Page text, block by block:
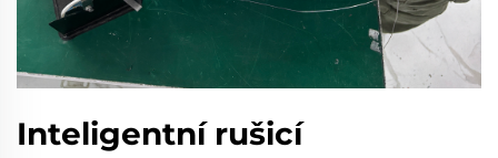
Inteligentní rušicí